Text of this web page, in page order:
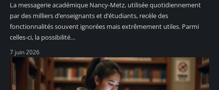
La messagerie académique Nancy-Metz, utilisée quotidiennement
par des milliers d’enseignants et d’étudiants, recèle des
fonctionnalités souvent ignorées mais extrêmement utiles. Parmi
celles-ci, la possibilité…
7 juin 2026